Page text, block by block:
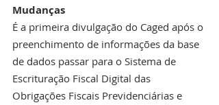
Mudanças
É a primeira divulgação do Caged após o
preenchimento de informações da base
de dados passar para o Sistema de
Escrituração Fiscal Digital das
Obrigações Fiscais Previdenciárias e